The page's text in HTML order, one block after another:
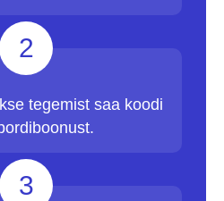
2
tegemist saa koodi
3